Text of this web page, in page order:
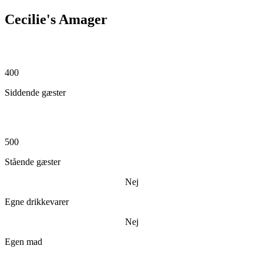
Cecilie's Amager
400
Siddende gæster
500
Stående gæster
Nej
Egne drikkevarer
Nej
Egen mad